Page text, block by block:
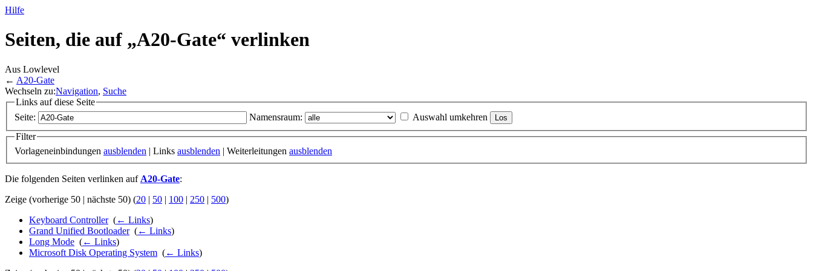
Hilfe
Seiten, die auf „A20-Gate“ verlinken
Aus Lowlevel
← A20-Gate
Wechseln zu:Navigation, Suche
Links auf diese Seite
Seite:
Namensraum:
Auswahl umkehren
Filter
Vorlageneinbindungen ausblenden | Links ausblenden | Weiterleitungen ausblenden
Die folgenden Seiten verlinken auf A20-Gate:
Zeige (vorherige 50 | nächste 50) (20 | 50 | 100 | 250 | 500)
Keyboard Controller‎ (← Links)
Grand Unified Bootloader‎ (← Links)
Long Mode (← Links)
Microsoft Disk Operating System (← Links)